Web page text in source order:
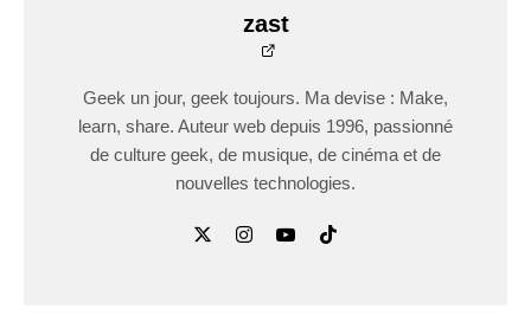
zast
Geek un jour, geek toujours. Ma devise : Make,
learn, share. Auteur web depuis 1996, passionné
de culture geek, de musique, de cinéma et de
nouvelles technologies.